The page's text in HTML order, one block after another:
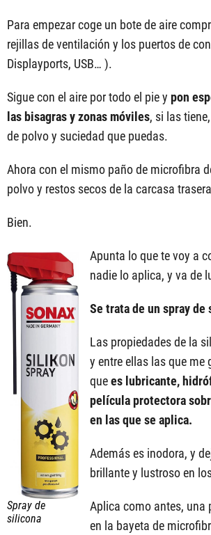
Para empezar coge un bote de aire
rejillas de ventilación y los puertos de
Displayports, USB… ).
Sigue con el aire por todo el pie y pon
las bisagras y zonas móviles, si las
de polvo y suciedad que puedas.
Ahora con el mismo paño de microfibra
polvo y restos secos de la carcasa
Bien.
Spray de
silicona
Apunta lo que te voy a
nadie lo aplica, y va de
Se trata de un spray de
Las propiedades de la
y entre ellas las que me
quees lubricante,
película protectora
en las que se aplica.
Además es inodora, y
brillante y lustroso en
Aplica como antes, una
en la bayeta de